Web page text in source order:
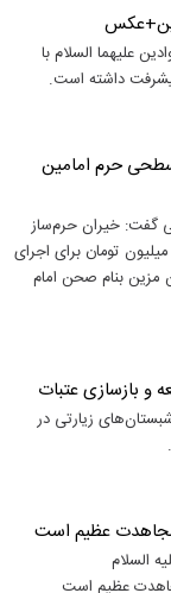
علیهما السلام با
حرم امامین
گفت: خیران حرم‌ساز
این استان محروم در نیمه نخست امسال ۷ میلیارد و ۵۰۰ میلیون تومان برای اجرای
مزین بنام صحن امام
و بازسازی عتبات
زیارتی در
مجاهدت عظیم است
السلام
عظیم است